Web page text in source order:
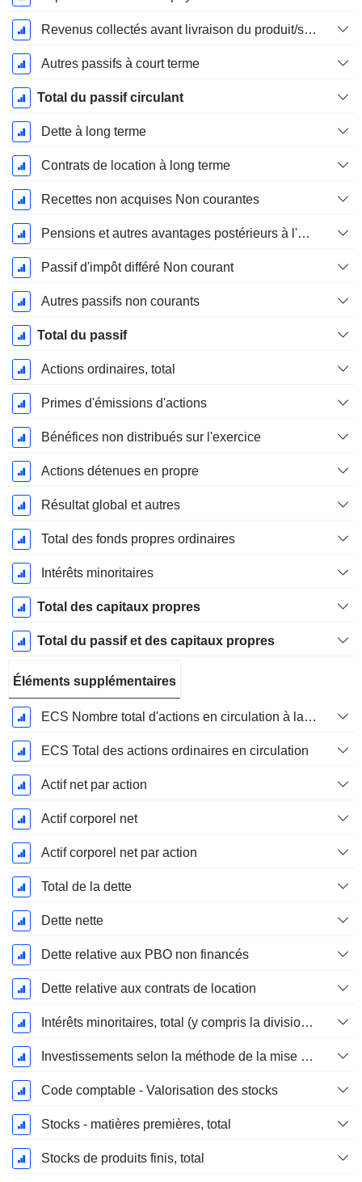
Revenus collectés avant livraison du produit/service
Autres passifs à court terme
Total du passif circulant
Dette à long terme
Contrats de location à long terme
Recettes non acquises Non courantes
Pensions et autres avantages postérieurs à l'emploi
Passif d'impôt différé Non courant
Autres passifs non courants
Total du passif
Actions ordinaires, total
Primes d'émissions d'actions
Bénéfices non distribués sur l'exercice
Actions détenues en propre
Résultat global et autres
Total des fonds propres ordinaires
Intérêts minoritaires
Total des capitaux propres
Total du passif et des capitaux propres
Éléments supplémentaires
ECS Nombre total d'actions en circulation à la date de dépôt
ECS Total des actions ordinaires en circulation
Actif net par action
Actif corporel net
Actif corporel net par action
Total de la dette
Dette nette
Dette relative aux PBO non financés
Dette relative aux contrats de location
Intérêts minoritaires, total (y compris la division financière)
Investissements selon la méthode de la mise en équivalence, total
Code comptable - Valorisation des stocks
Stocks - matières premières, total
Stocks de produits finis, total